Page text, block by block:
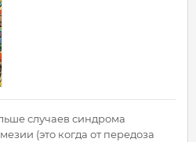
случаев синдрома
(это когда от передоза